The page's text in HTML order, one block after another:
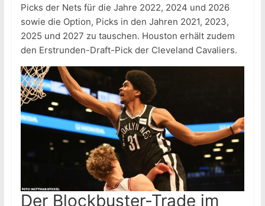
Picks der Nets für die Jahre 2022, 2024 und 2026
sowie die Option, Picks in den Jahren 2021, 2023,
2025 und 2027 zu tauschen. Houston erhält zudem
den Erstrunden-Draft-Pick der Cleveland Cavaliers.
Der Blockbuster-Trade im